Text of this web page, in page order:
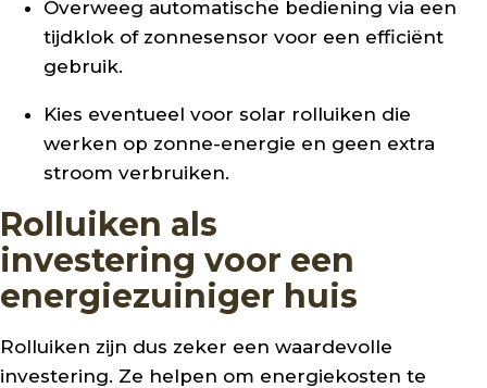
Overweeg automatische bediening via een
tijdklok of zonnesensor voor een efficiënt
gebruik.
Kies eventueel voor solar rolluiken die
werken op zonne-energie en geen extra
stroom verbruiken.
Rolluiken als
investering voor een
energiezuiniger huis
Rolluiken zijn dus zeker een waardevolle
investering. Ze helpen om energiekosten te